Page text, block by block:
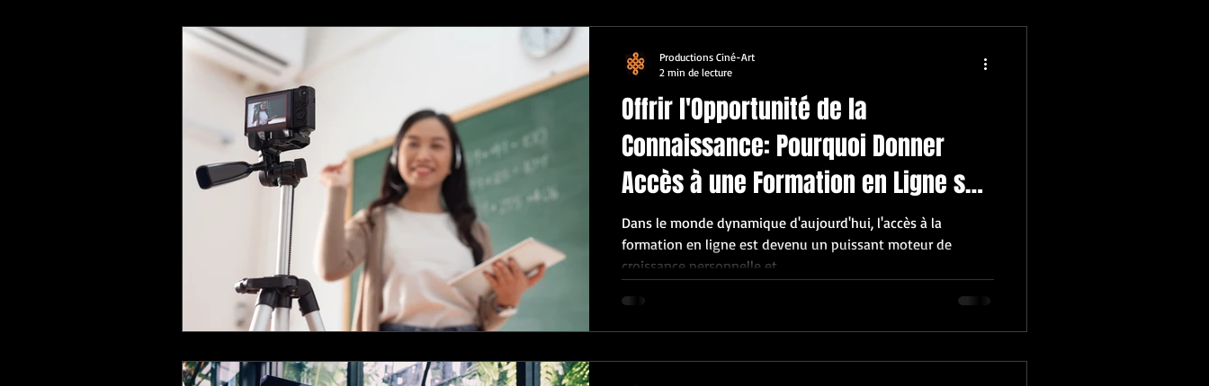
Offrir l'Opportunité de la
Connaissance: Pourquoi Donner
Accès à une Formation en Ligne sur
Votre Site Web?
Dans le monde dynamique d'aujourd'hui, l'accès à la
formation en ligne est devenu un puissant moteur de
croissance personnelle et...
Productions Ciné-Art
2 min de lecture